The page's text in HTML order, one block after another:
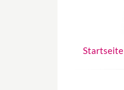
Startseite